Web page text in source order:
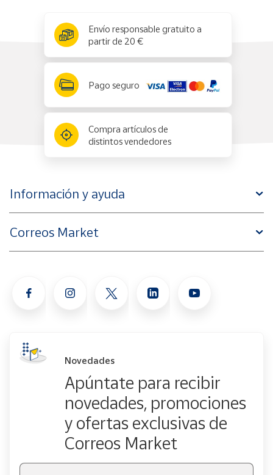
Envío responsable gratuito a
partir de 20 €
Pago seguro
Compra artículos de
distintos vendedores
Información y ayuda
Correos Market
Novedades
Apúntate para recibir
novedades, promociones
y ofertas exclusivas de
Correos Market